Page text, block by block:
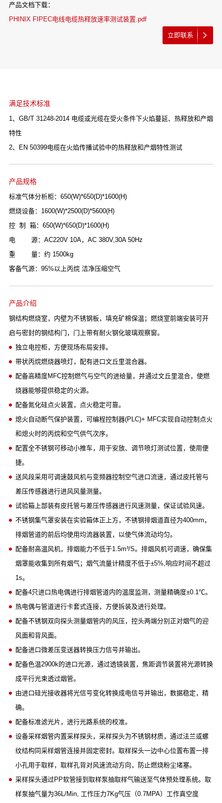
产品文档下载：
PHINIX FIPEC电线电缆热释放速率测试装置.pdf
立即联系
满足技术标准
1、GB/T 31248-2014 电缆或光缆在受火条件下火焰蔓延、热释放和产烟
特性
2、EN 50399电缆在火焰传播试验中的热释放和产烟特性测试
产品规格
标准气体分析柜：650(W)*650(D)*1600(H)
燃烧设备：1600(W)*2500(D)*5600(H)
控 制 箱：650(W)*650(D)*1600(H)
电 源：AC220V 10A，AC 380V,30A 50Hz
重 量：约 1500kg
客备气源：95%以上丙烷 洁净压缩空气
产品介绍
钢结构燃烧室，内壁为不锈钢板，填充矿棉保温；燃烧室前端安装可开
启与密封的钢结构门，门上带有耐火钢化玻璃观察窗。
独立电控柜，方便现场布局安排。
带状丙烷燃烧器喷灯，配有进口文丘里混合器。
配备高精度MFC控制燃气与空气的进给量，并通过文丘里混合，使燃
烧器能够提供稳定的火源。
配备氮化硅点火装置，点火稳定可靠。
熄火自动断气保护装置，可编程控制器(PLC)+ MFC实现自动控制点火
和熄火时的丙烷和空气供气次序。
配置全不锈钢可移动小推车，用于安放、调节喷灯测试位置，使用便
捷。
送风段采用可调速鼓风机与变频器控制空气进口流速，通过皮托管与
差压传感器进行进风风量测量。
试验箱上部装有皮托管与差压传感器进行风速测量，保证试验风速。
不锈钢集气罩安装在实验箱体正上方，不锈钢排烟道直径为400mm，
排烟管道的前后均使用均流器装置，以使气体流动均匀。
配备耐高温风机，排烟能力不低于1.5m³/S。排烟风机可调速，确保集
烟罩能收集到所有烟气；烟气流量计精度不低于±5%,响应时间不超过
1s。
配备4只进口热电偶进行排烟管道内的温度监测，测量精确度±0.1℃。
热电偶与管道进行卡套式连接，方便拆装及进行处理。
配备不锈钢双向探头测量烟管内的风压，控头两端分别正对烟气的迎
风面和背风面。
配备进口微差压变送器转换压力信号并输出。
配备色温2900k的进口光源，通过透镜装置，焦距调节装置将光源转换
成平行光束透过烟管。
由进口硅光接收器将光信号变化转换成电信号并输出，数据稳定，精
确。
配备标准滤光片，进行光路系统的校准。
设备采样烟管内置采样探头，采样探头为不锈钢材质，通过法兰或螺
纹结构同采样烟管连接并固定密封。取样探头一边中心位置布置一排
小孔用于取样，取样孔背对风速流动方向，防止燃烧粉尘堵塞。
采样探头通过PP软管接到取样泵抽取样气输送至气体预处理系统。取
样泵抽气量为36L/Min, 工作压力7Kg气压（0.7MPA）工作真空度